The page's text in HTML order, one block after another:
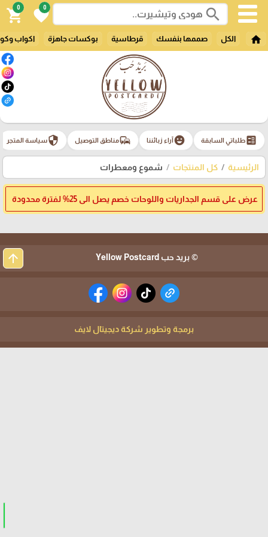
search
0
favorite
0
shopping_cart
home الكل صممها بنفسك قرطاسية بوكسات جاهزة اكواب
ballotطلباتي السابقة emoji_emotionsآراء زبائننا commuteمناطق التوصيل securityسياسة المتجر
الرئيسية كل المنتجات شموع ومعطرات
عرض على قسم الجداريات واللوحات خصم يصل الى 25% لفترة محدودة
© بريد حب Yellow Postcard arrow_upward
برمجة وتطوير شركة ديجيتال لايف